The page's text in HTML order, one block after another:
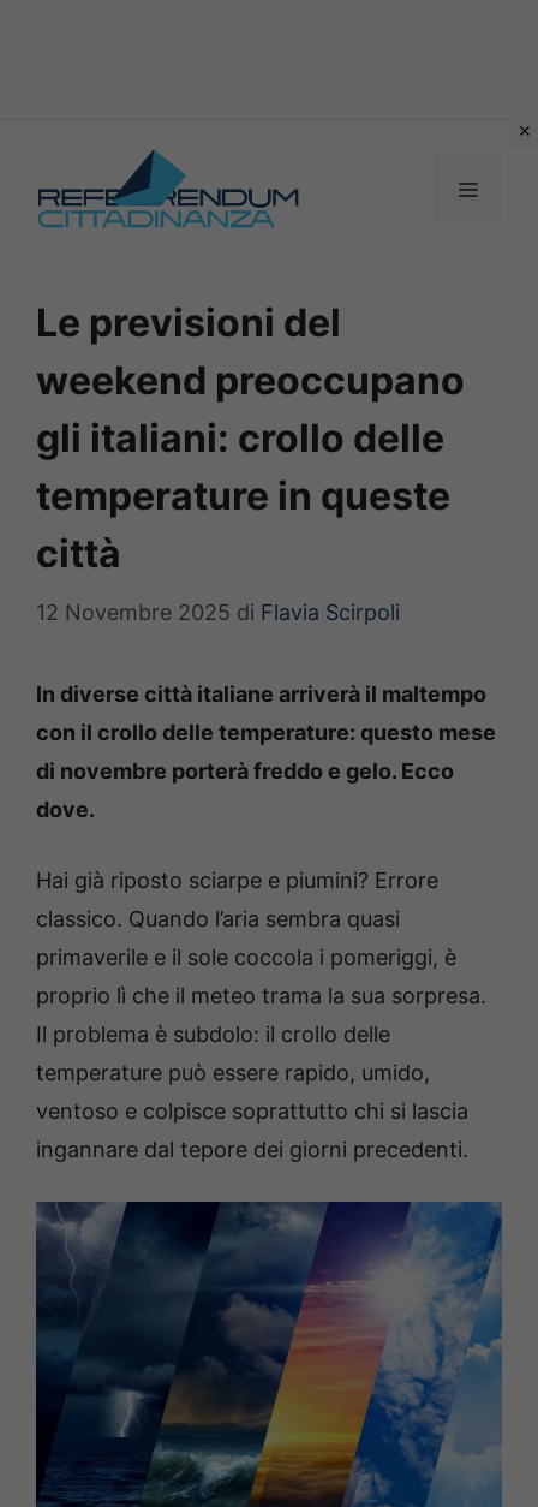
contenuto
MENU
Le previsioni del
weekend preoccupano
gli italiani: crollo delle
temperature in queste
città
12 Novembre 2025 di Flavia Scirpoli
In diverse città italiane arriverà il maltempo
con il crollo delle temperature: questo mese
di novembre porterà freddo e gelo. Ecco
dove.
Hai già riposto sciarpe e piumini? Errore
classico. Quando l’aria sembra quasi
primaverile e il sole coccola i pomeriggi, è
proprio lì che il meteo trama la sua sorpresa.
Il problema è subdolo: il crollo delle
temperature può essere rapido, umido,
ventoso e colpisce soprattutto chi si lascia
ingannare dal tepore dei giorni precedenti.